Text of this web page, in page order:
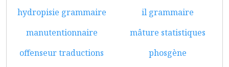
hydropisie grammaire
il grammaire
manutentionnaire
mâture statistiques
offenseur traductions
phosgène